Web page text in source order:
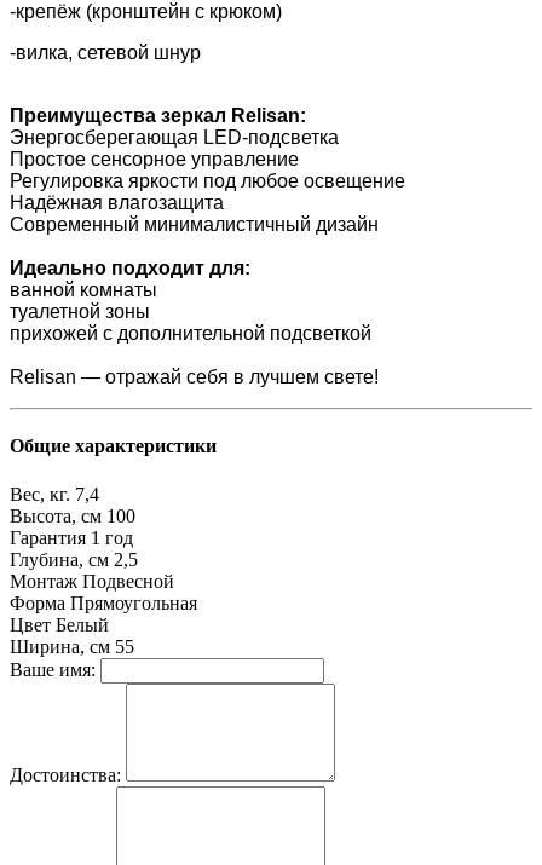
-крепёж (кронштейн с крюком)
-вилка, сетевой шнур
Преимущества зеркал Relisan:
Энергосберегающая LED-подсветка
Простое сенсорное управление
Регулировка яркости под любое освещение
Надёжная влагозащита
Современный минималистичный дизайн
Идеально подходит для:
ванной комнаты
туалетной зоны
прихожей с дополнительной подсветкой
Relisan — отражай себя в лучшем свете!
Общие характеристики
Вес, кг. 7,4
Высота, см 100
Гарантия 1 год
Глубина, см 2,5
Монтаж Подвесной
Форма Прямоугольная
Цвет Белый
Ширина, см 55
Ваше имя:
Достоинства: